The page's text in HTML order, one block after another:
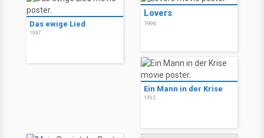
Das ewige Lied
1997
Lovers
1996
Ein Mann in der Krise
1995